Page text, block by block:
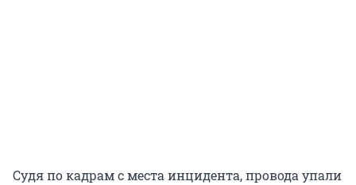
Судя по кадрам с места инцидента, провода упали